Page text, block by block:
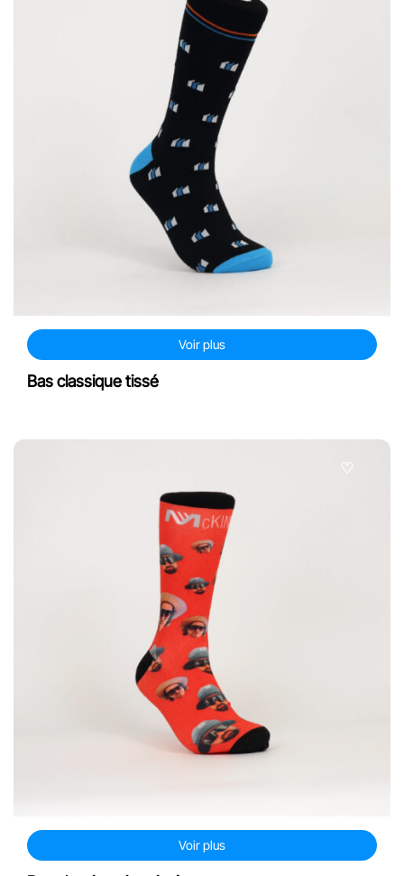
Voir plus
Bas classique tissé
♡
Voir plus